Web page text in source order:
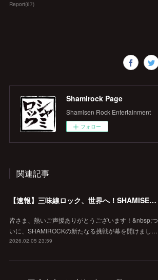
Report(67)
Shamirock Page
Shamisen Rock Entertainment
フォロー
関連記事
【速報】三味線ロック、世界へ！SHAMISEVENがインディーズコンテスト予選を1位で突破！
皆さま、熱いご声援ありがとうございます！&nbsp;つ
いに、SHAMIROCKの新たなる挑戦が幕を開けまし…
2026.02.05 23:59